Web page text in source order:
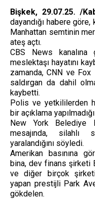
Bişkek, 29.07.25. /
dayandığı habere
Manhattan semtinin
ateş açtı.
CBS News
meslektaşı hayatını
zamanda, CNN ve
saldırgan da dahil
kaybetti.
Polis ve yetkililerden
bir açıklama
New York Belediye
mesajında, silahlı
yaralandığını söyledi.
Amerikan basınına
bina, dev finans şirketi
ve diğer birçok
yapan prestijli Park
gökdelen.